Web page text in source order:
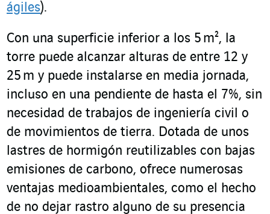
ágiles).
Con una superficie inferior a los 5 m², la
torre puede alcanzar alturas de entre 12 y
25 m y puede instalarse en media jornada,
incluso en una pendiente de hasta el 7%, sin
necesidad de trabajos de ingeniería civil o
de movimientos de tierra. Dotada de unos
lastres de hormigón reutilizables con bajas
emisiones de carbono, ofrece numerosas
ventajas medioambientales, como el hecho
de no dejar rastro alguno de su presencia